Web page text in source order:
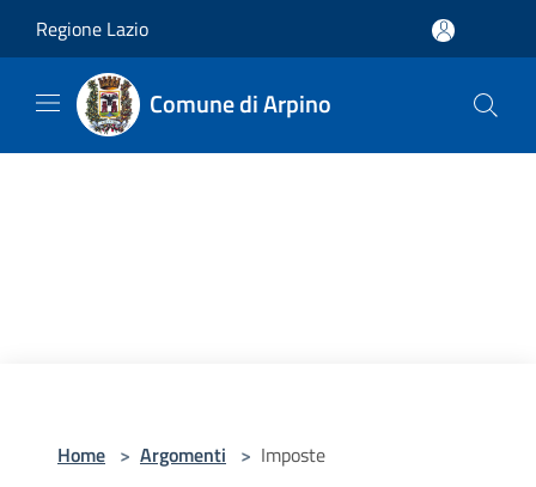
Regione Lazio
Comune di Arpino
Home > Argomenti > Imposte